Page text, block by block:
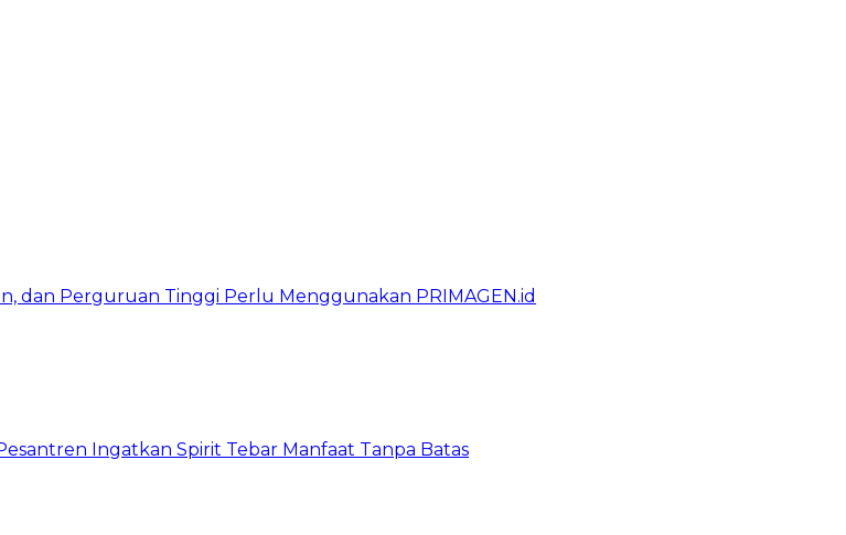
dan Perguruan Tinggi Perlu Menggunakan PRIMAGEN.id
Ingatkan Spirit Tebar Manfaat Tanpa Batas